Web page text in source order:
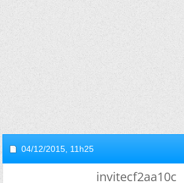
04/12/2015, 11h25
invitecf2aa10c